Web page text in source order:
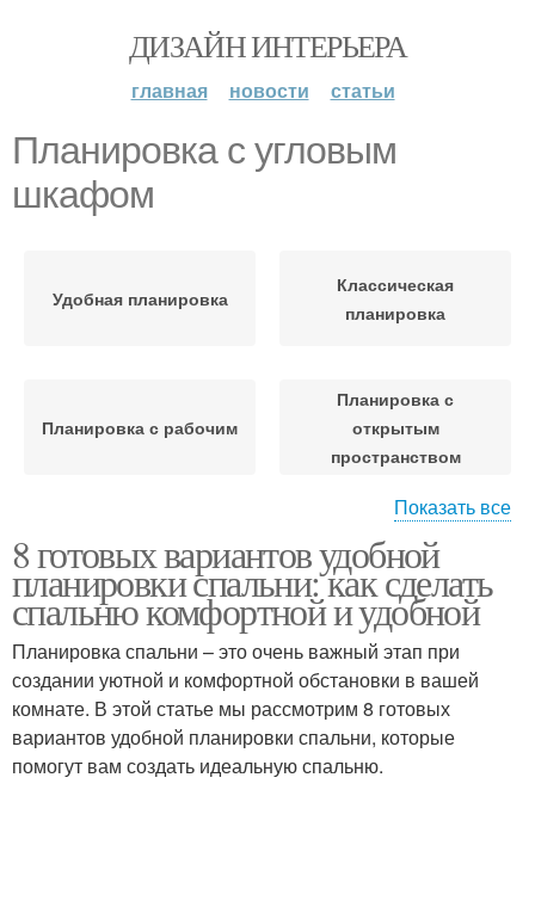
ДИЗАЙН ИНТЕРЬЕРА
главная новости статьи
Планировка с угловым
шкафом
Удобная планировка
Классическая
планировка
Планировка с рабочим
Планировка с
открытым
пространством
отдельным уголком
Планировка с угловым
рабочим
Мебель для удобной
планировки
Показать все
8 готовых вариантов удобной
планировки спальни: как сделать
спальню комфортной и удобной
Планировка спальни – это очень важный этап при
создании уютной и комфортной обстановки в вашей
комнате. В этой статье мы рассмотрим 8 готовых
вариантов удобной планировки спальни, которые
помогут вам создать идеальную спальню.